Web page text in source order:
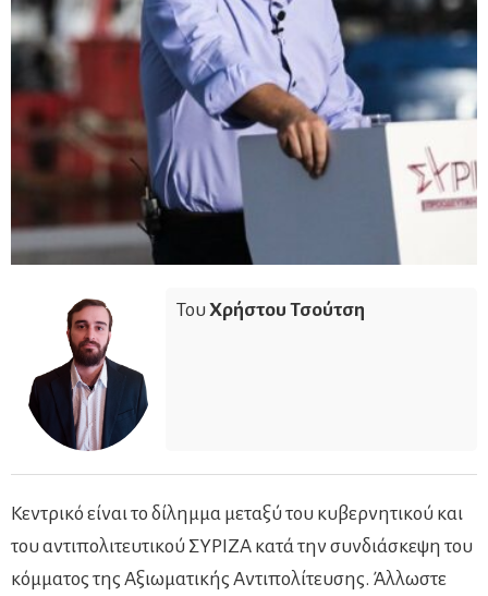
ΤουΧρήστου Τσούτση
Κεντρικό είναι το δίλημμα μεταξύ του κυβερνητικού και
του αντιπολιτευτικού ΣΥΡΙΖΑ κατά την συνδιάσκεψη του
κόμματος της Αξιωματικής Αντιπολίτευσης. Άλλωστε